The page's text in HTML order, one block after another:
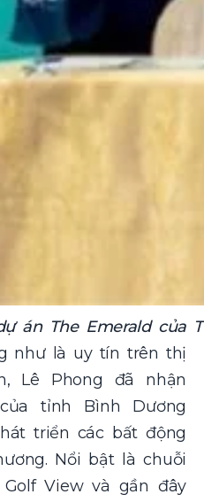
án The Emerald của
như là uy tín trên thị
Lê Phong đã nhận
tỉnh Bình Dương
triển các bất động
Nổi bật là chuỗi
View và gần đây